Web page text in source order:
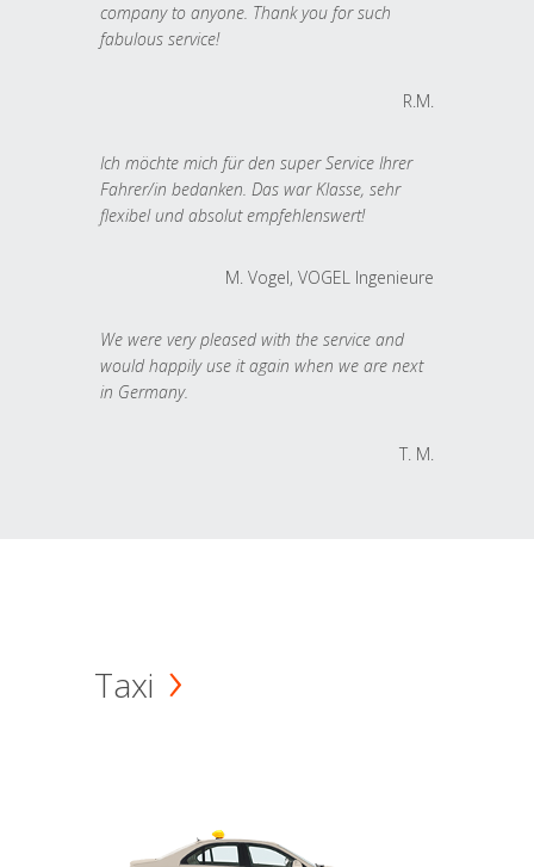
company to anyone. Thank you for such
fabulous service!
R.M.
Ich möchte mich für den super Service Ihrer
Fahrer/in bedanken. Das war Klasse, sehr
flexibel und absolut empfehlenswert!
M. Vogel, VOGEL Ingenieure
We were very pleased with the service and
would happily use it again when we are next
in Germany.
T. M.
Taxi